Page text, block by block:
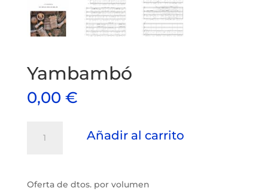
Yambambó
0,00 €
cantidad
Añadir al carrito
Oferta de dtos. por volumen